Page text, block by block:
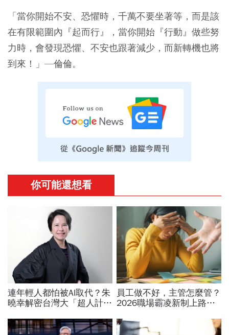
「當你開始不安、恐懼時，千萬不要坐著等，而是該
在有限範圍內『起而行』，當你開始『行動』做些努
力時，會發現恐懼、不安也跟著減少，而新轉機也將
到來！」—倫倫。